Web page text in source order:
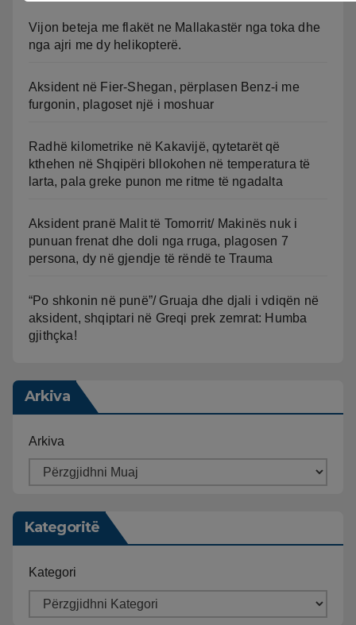
Vijon beteja me flakët ne Mallakastër nga toka dhe
nga ajri me dy helikopterë.
Aksident në Fier-Shegan, përplasen Benz-i me
furgonin, plagoset një i moshuar
Radhë kilometrike në Kakavijë, qytetarët që
kthehen në Shqipëri bllokohen në temperatura të
larta, pala greke punon me ritme të ngadalta
Aksident pranë Malit të Tomorrit/ Makinës nuk i
punuan frenat dhe doli nga rruga, plagosen 7
persona, dy në gjendje të rëndë te Trauma
“Po shkonin në punë”/ Gruaja dhe djali i vdiqën në
aksident, shqiptari në Greqi prek zemrat: Humba
gjithçka!
Arkiva
Arkiva
Kategoritë
Kategori